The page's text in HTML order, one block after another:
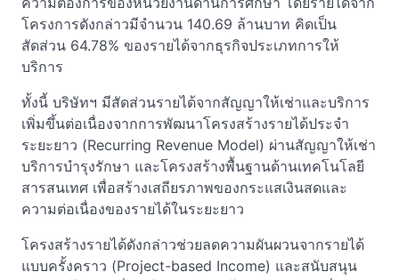
โครงการดังกล่าวมีจำนวน 140.69 ล้านบาท คิดเป็น
สัดส่วน 64.78% ของรายได้จากธุรกิจประเภทการให้
บริการ
ทั้งนี้ บริษัทฯ มีสัดส่วนรายได้จากสัญญาให้เช่าและบริการ
เพิ่มขึ้นต่อเนื่องจากการพัฒนาโครงสร้างรายได้ประจำ
ระยะยาว (Recurring Revenue Model) ผ่านสัญญาให้เช่า
บริการบำรุงรักษา และโครงสร้างพื้นฐานด้านเทคโนโลยี
สารสนเทศ เพื่อสร้างเสถียรภาพของกระแสเงินสดและ
ความต่อเนื่องของรายได้ในระยะยาว
โครงสร้างรายได้ดังกล่าวช่วยลดความผันผวนจากรายได้
แบบครั้งคราว (Project-based Income) และสนับสนุน